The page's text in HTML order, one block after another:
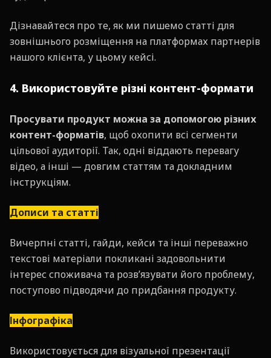
Дізнавайтеся про те, як ми пишемо статті для
зовнішнього розміщення на платформах партнерів
нашого клієнта, у цьому кейсі.
4. Використовуйте різні контент-формати
Просувати продукт можна за допомогою різних
контент-форматів, щоб охопити всі сегменти
цільової аудиторії. Так, одні віддають перевагу
відео, а інші — довгим статтям та докладним
інструкціям.
Дописи та статті
Вичерпні статті, гайди, кейси та інші переважно
текстові матеріали покликані задовольнити
інтерес споживача та розв’язувати його проблему,
поступово підводячи до придбання продукту.
Інфографіка
Використовується для візуальної презентації